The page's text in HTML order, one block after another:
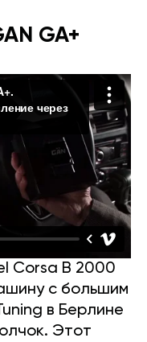
GA+
Corsa B 2000
с большим
в Берлине
Этот